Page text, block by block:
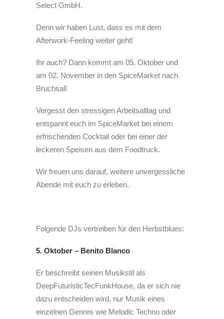
Select GmbH.
Denn wir haben Lust, dass es mit dem
Afterwork-Feeling weiter geht!
Ihr auch? Dann kommt am 05. Oktober und
am 02. November in den SpiceMarket nach
Bruchsal!
Vergesst den stressigen Arbeitsalltag und
entspannt euch im SpiceMarket bei einem
erfrischenden Cocktail oder bei einer der
leckeren Speisen aus dem Foodtruck.
Wir freuen uns darauf, weitere unvergessliche
Abende mit euch zu erleben.
Folgende DJs vertreiben für den Herbstblues:
5. Oktober – Benito Blanco
Er beschreibt seinen Musikstil als
DeepFuturisticTecFunkHouse, da er sich nie
dazu entscheiden wird, nur Musik eines
einzelnen Genres wie Melodic Techno oder